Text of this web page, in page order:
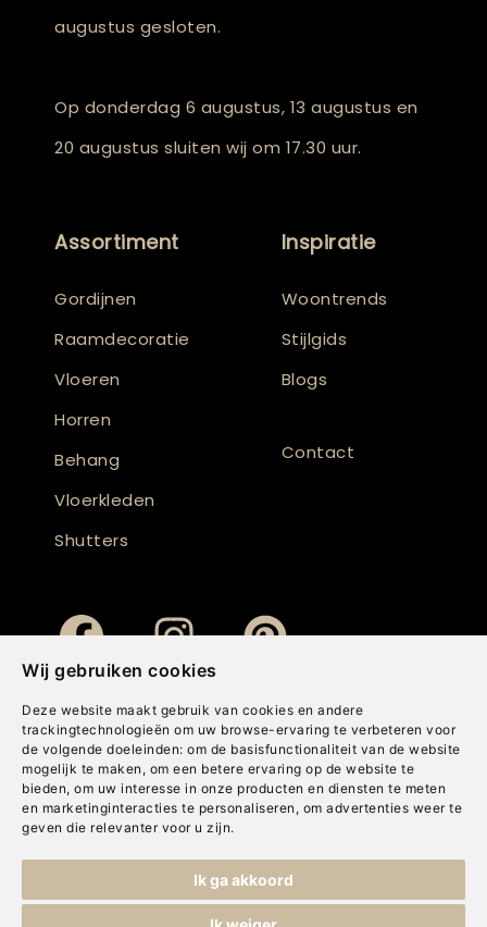
Wij gebruiken cookies
Deze website maakt gebruik van cookies en andere
trackingtechnologieën om uw browse-ervaring te verbeteren voor
de volgende doeleinden: om de basisfunctionaliteit van de website
mogelijk te maken , om een betere ervaring op de website te
bieden, om uw interesse in onze producten en diensten te meten
en marketinginteracties te personaliseren , om advertenties weer te
geven die relevanter voor u zijn.
Ik ga akkoord
augustus gesloten.
Op donderdag 6 augustus, 13 augustus en
20 augustus sluiten wij om 17.30 uur.
Assortiment
Gordijnen
Raamdecoratie
Vloeren
Horren
Behang
Vloerkleden
Shutters
Inspiratie
Woontrends
Stijlgids
Blogs
Contact
Cookies